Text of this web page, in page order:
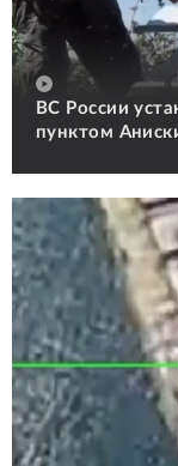
ВС России
пунктом